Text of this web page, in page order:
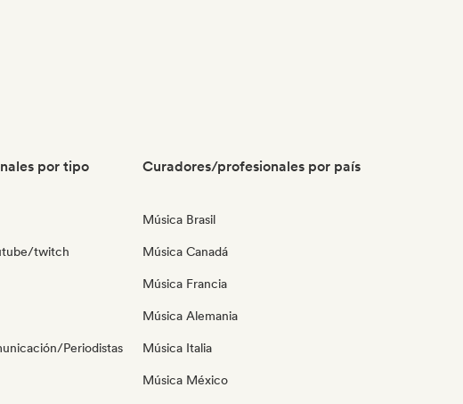
por tipo
twitch
Periodistas
Curadores/profesionales por país
Música Brasil
Música Canadá
Música Francia
Música Alemania
Música Italia
Música México